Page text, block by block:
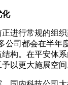
化
行常规的组织
公司都会在半年
构。在平安体
以更大施展空间